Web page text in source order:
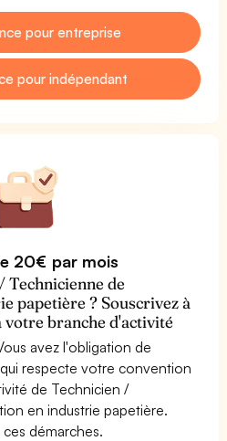
pour entreprise
pour indépendant
20€ par mois
Technicienne de
papetière ? Souscrivez à
votre branche d'activité
avez l'obligation de
respecte votre convention
de Technicien /
en industrie papetière.
démarches.